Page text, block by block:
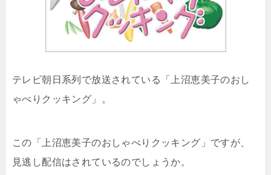
テレビ朝日系列で放送されている「
上沼恵美子のおし
ゃべりクッキング 」。
この「上沼恵美子のおしゃべりクッキング」ですが、
見逃し配信はされているのでしょうか。